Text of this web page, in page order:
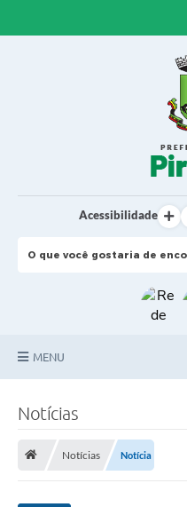
Acessibilidade
MENU
Notícias
Notícias Notícia